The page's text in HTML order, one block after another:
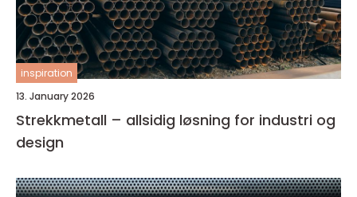
inspiration
13. January 2026
Strekkmetall – allsidig løsning for industri og
design